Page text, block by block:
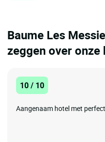
Baume Les
zeggen over onze
10 / 10
Aangenaam hotel met